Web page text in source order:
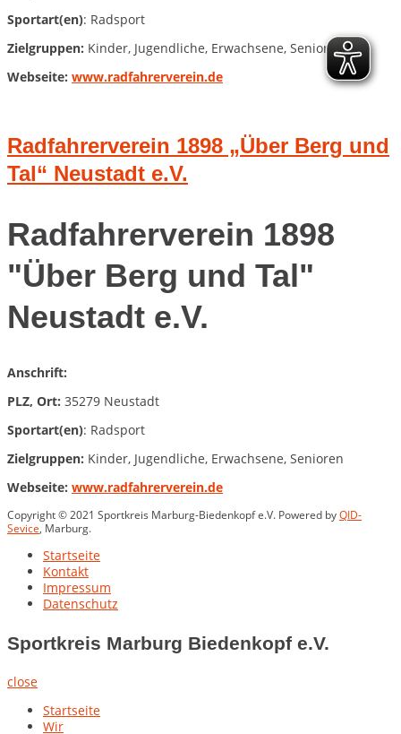
Sportart(en): Radsport
Zielgruppen: Kinder, Jugendliche, Erwachsene, Senioren
Webseite: www.radfahrerverein.de
Radfahrerverein 1898 „Über Berg und
Tal“ Neustadt e.V.
Radfahrerverein 1898
"Über Berg und Tal"
Neustadt e.V.
Anschrift:
PLZ, Ort: 35279 Neustadt
Sportart(en): Radsport
Zielgruppen: Kinder, Jugendliche, Erwachsene, Senioren
Webseite: www.radfahrerverein.de
Copyright © 2021 Sportkreis Marburg-Biedenkopf e.V. Powered byQID-
Sevice, Marburg.
Startseite
Kontakt
Impressum
Datenschutz
Sportkreis Marburg Biedenkopf e.V.
close
Startseite
Wir